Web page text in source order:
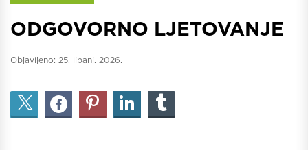
ODGOVORNO LJETOVANJE
Objavljeno: 25. lipanj. 2026.